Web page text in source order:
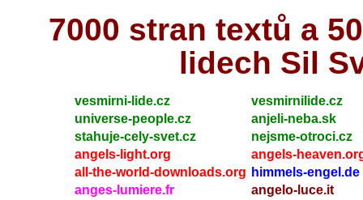
7000 stran textů a
lidech Sil
vesmirni-lide.cz
vesmirnilide.cz
universe-people.cz
anjeli-neba.sk
stahuje-cely-svet.cz
nejsme-otroci.cz
angels-light.org
angels-
all-the-world-downloads.org himmels-engel.de
anges-lumiere.fr
angelo-luce.it